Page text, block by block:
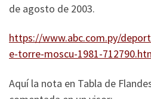
de agosto de 2003.
https://www.abc.com.py/
e-torre-moscu-1981-
Aquí la nota en Tabla de